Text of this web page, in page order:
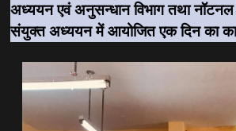
ARRIVALS
CATEGORIES >
अध्ययन एवं अनुसन्धान विभाग तथा
संयुक्त अध्ययन में आयोजित एक दिन का